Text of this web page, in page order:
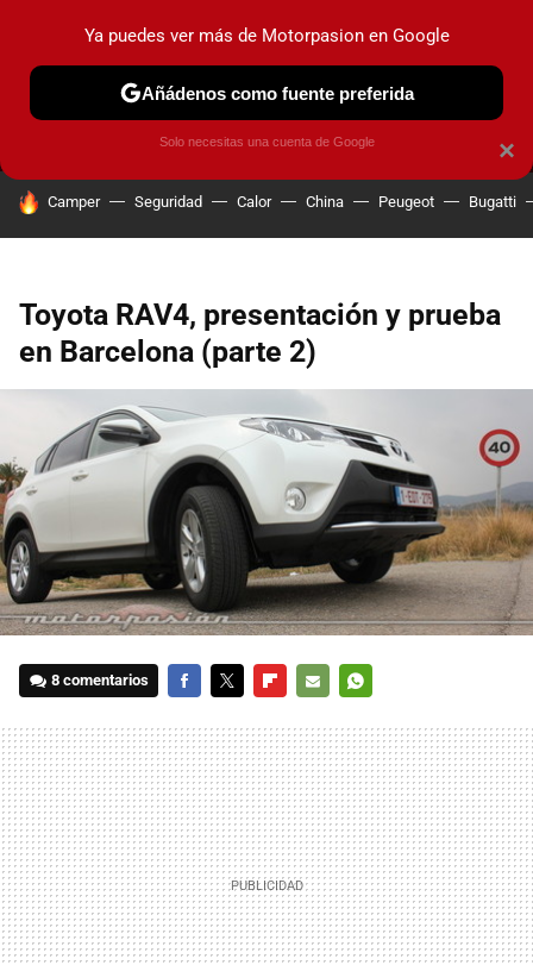
MENÚ NUEVO
COCHES ELÉCTRICOS OBSERVATORIO
HOY SE HABLA DE
Camper Seguridad Calor China Peugeot Bugatti
Toyota RAV4, presentación y prueba
en Barcelona (parte 2)
8 comentarios
MAIL
×
Ya puedes ver más de Motorpasion en Google
Añádenos como fuente preferida
Solo necesitas una cuenta de Google